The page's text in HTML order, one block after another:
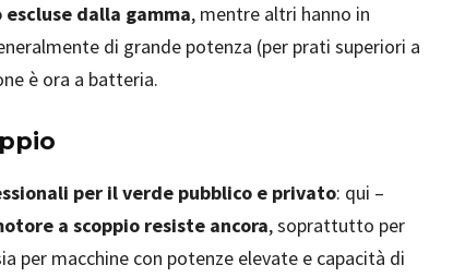
dalla gamma, mentre altri hanno in
di grande potenza (per prati superiori a
è ora a batteria.
per il verde pubblico e privato: qui –
a scoppio resiste ancora, soprattutto per
per macchine con potenze elevate e capacità di